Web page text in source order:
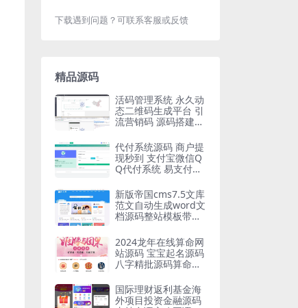
下载遇到问题？可联系客服或反馈
精品源码
活码管理系统 永久动
态二维码生成平台 引
流营销码 源码搭建教
代付系统源码 商户提
现秒到 支付宝微信Q
Q代付系统 易支付单
平台
新版帝国cms7.5文库
范文自动生成word文
档源码整站模板带会
2024龙年在线算命网
站源码 宝宝起名源码
八字精批源码算命源
国际理财返利基金海
外项目投资金融源码